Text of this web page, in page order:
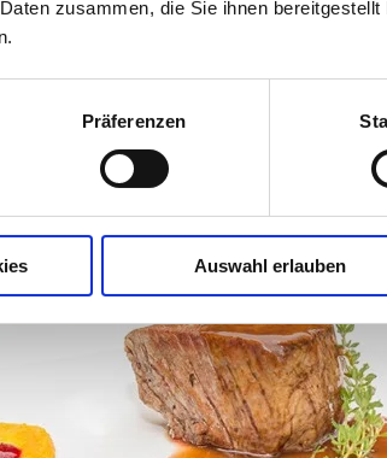
zusammen, die Sie ihnen
Präferenzen
Auswahl erlauben